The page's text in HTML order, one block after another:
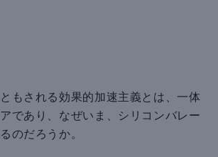
もされる効果的加速主義とは、一体
であり、なぜいま、シリコンバレー
のだろうか。